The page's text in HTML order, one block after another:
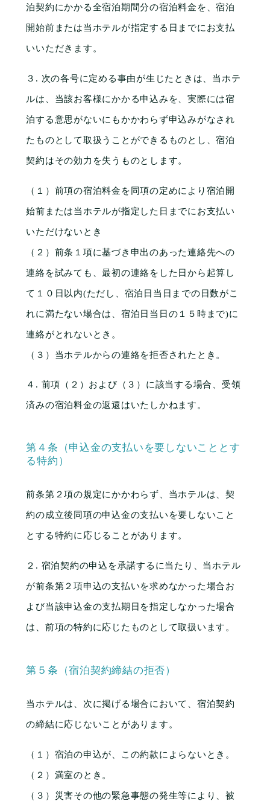
泊契約にかかる全宿泊期間分の宿泊料金を、宿泊
開始前または当ホテルが指定する日までにお支払
いいただきます。
３. 次の各号に定める事由が生じたときは、当ホテ
ルは、当該お客様にかかる申込みを、実際には宿
泊する意思がないにもかかわらず申込みがなされ
たものとして取扱うことができるものとし、宿泊
契約はその効力を失うものとします。
（１）前項の宿泊料金を同項の定めにより宿泊開
始前または当ホテルが指定した日までにお支払い
いただけないとき
（２）前条１項に基づき申出のあった連絡先への
連絡を試みても、最初の連絡をした日から起算し
て１０日以内(ただし、宿泊日当日までの日数がこ
れに満たない場合は、宿泊日当日の１５時まで)に
連絡がとれないとき。
（３）当ホテルからの連絡を拒否されたとき。
４. 前項（２）および（３）に該当する場合、受領
済みの宿泊料金の返還はいたしかねます。
第４条（申込金の支払いを要しないこととす
る特約）
前条第２項の規定にかかわらず、当ホテルは、契
約の成立後同項の申込金の支払いを要しないこと
とする特約に応じることがあります。
２. 宿泊契約の申込を承諾するに当たり、当ホテル
が前条第２項申込の支払いを求めなかった場合お
よび当該申込金の支払期日を指定しなかった場合
は、前項の特約に応じたものとして取扱います。
第５条（宿泊契約締結の拒否）
当ホテルは、次に掲げる場合において、宿泊契約
の締結に応じないことがあります。
（１）宿泊の申込が、この約款によらないとき。
（２）満室のとき。
（３）災害その他の緊急事態の発生等により、被